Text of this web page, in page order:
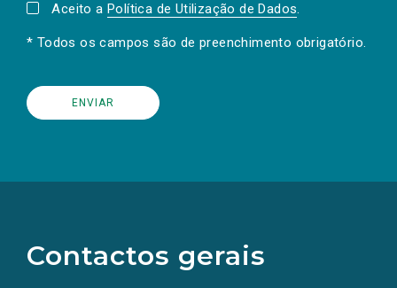
Aceito a Política de Utilização de Dados.
* Todos os campos são de preenchimento obrigatório.
Contactos gerais
redes
sociais